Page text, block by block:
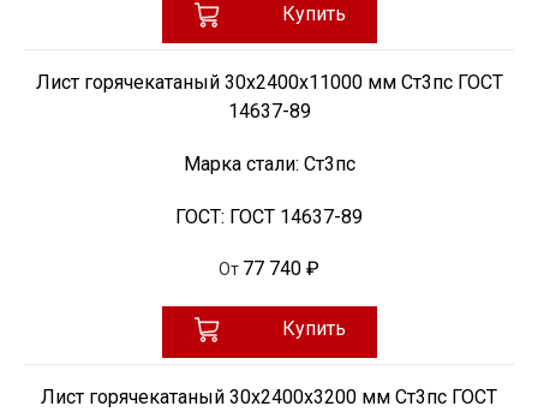
Купить
Лист горячекатаный 30х2400х11000 мм Ст3пс ГОСТ
14637-89
Марка стали: Ст3пс
ГОСТ: ГОСТ 14637-89
От 77 740 ₽
Купить
Лист горячекатаный 30х2400х3200 мм Ст3пс ГОСТ